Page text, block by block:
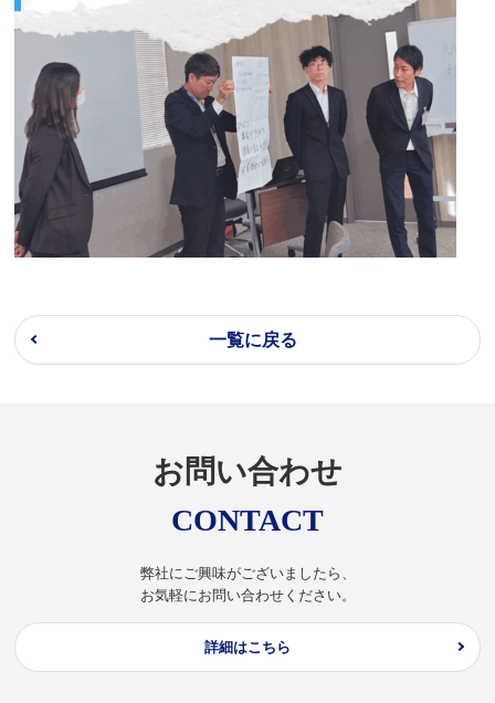
一覧に戻る
お問い合わせ
CONTACT
弊社にご興味がございましたら、
お気軽にお問い合わせください。
詳細はこちら